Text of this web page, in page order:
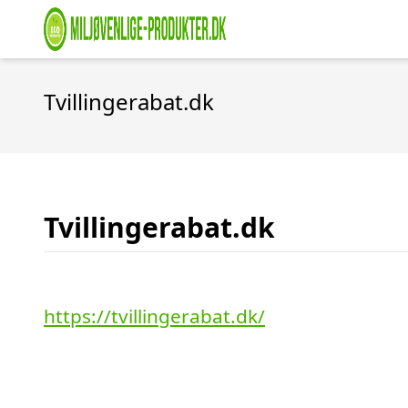
Tvillingerabat.dk
Tvillingerabat.dk
https://tvillingerabat.dk/